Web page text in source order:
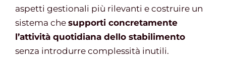
aspetti gestionali più rilevanti e costruire un
sistema che supporti concretamente
l’attività quotidiana dello stabilimento
senza introdurre complessità inutili.